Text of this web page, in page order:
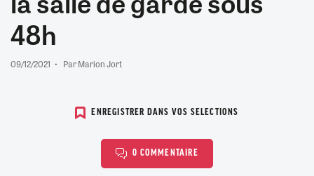
48h
09/12/2021 Par Marion Jort
ENREGISTRER DANS VOS SELECTIONS
0 COMMENTAIRE